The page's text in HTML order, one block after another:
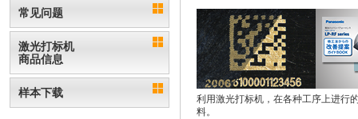
常见问题
激光打标机
商品信息
样本下载
利用激光打标机，在各种工序上进行
料。